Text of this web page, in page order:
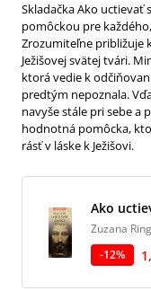
Ako
Zuzana Ring
-12%
Skladačka Ako uctievať
pomôckou pre
Zrozumiteľne približuje
Ježišovej svätej tvári.
ktorá vedie k
predtým nepoznala.
navyše stále pri sebe a
hodnotná pomôcka,
rásť v láske k Ježišovi.